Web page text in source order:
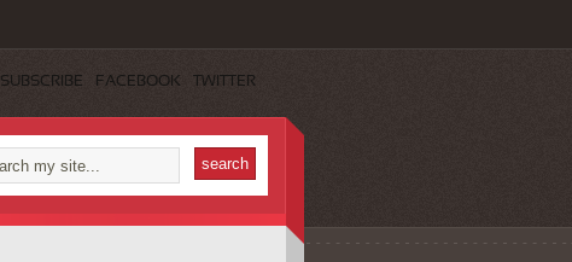
SUBSCRIBE FACEBOOK TWITTER